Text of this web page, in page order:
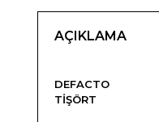
AÇIKLAMA
DEFACTO
TIŞÖRT